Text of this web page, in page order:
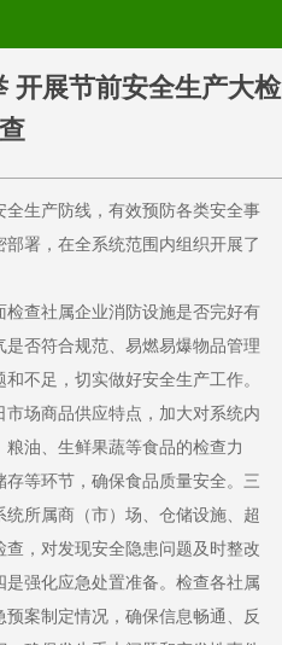
开展节前安全生产大检
查
生产防线，有效预防各类安全事
署，在全系统范围内组织开展了
查社属企业消防设施是否完好有
否符合规范、易燃易爆物品管理
不足，切实做好安全生产工作。
场商品供应特点，加大对系统内
油、生鲜果蔬等食品的检查力
等环节，确保食品质量安全。三
所属商（市）场、仓储设施、超
，对发现安全隐患问题及时整改
强化应急处置准备。检查各社属
案制定情况，确保信息畅通、反